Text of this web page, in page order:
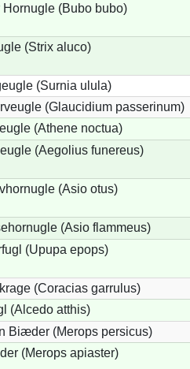
Hornugle (Bubo bubo)
(Strix aluco)
(Surnia ulula)
(Glaucidium passerinum)
(Athene noctua)
(Aegolius funereus)
(Asio otus)
(Asio flammeus)
(Upupa epops)
(Coracias garrulus)
(Alcedo atthis)
Biæder (Merops persicus)
(Merops apiaster)